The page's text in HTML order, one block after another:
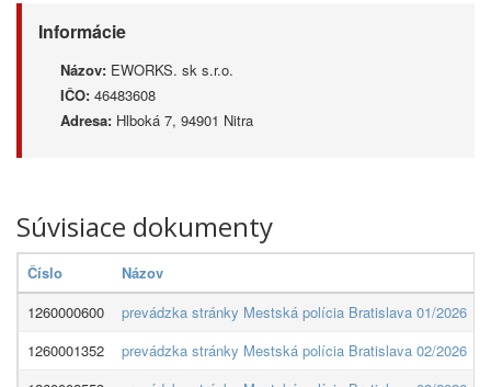
Informácie
Názov: EWORKS. sk s.r.o.
IČO: 46483608
Adresa: Hlboká 7, 94901 Nitra
Súvisiace dokumenty
Číslo
Názov
1260000600
prevádzka stránky Mestská polícia Bratislava 01/2026
1260001352
prevádzka stránky Mestská polícia Bratislava 02/2026